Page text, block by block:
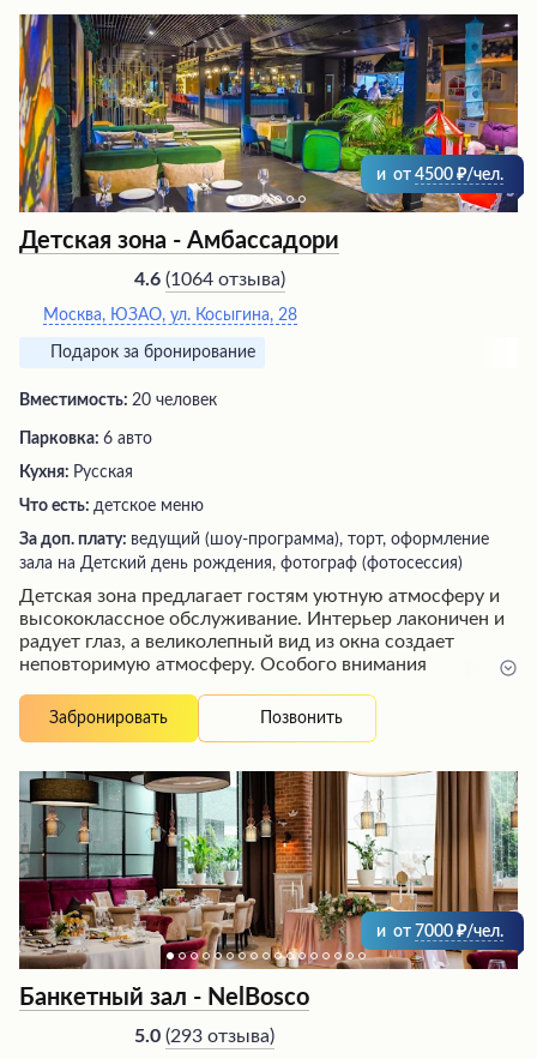
и от 4500 /чел.
Детская зона - Амбассадори
4.6 (1064 отзыва)
Москва, ЮЗАО, ул. Косыгина, 28
Подарок за бронирование
Вместимость: 20 человек
Парковка: 6 авто
Кухня: Русская
Что есть: детское меню
За доп. плату: ведущий (шоу-программа), торт, оформление
зала на Детский день рождения, фотограф (фотосессия)
Детская зона предлагает гостям уютную атмосферу и
высококлассное обслуживание. Интерьер лаконичен и
радует глаз, а великолепный вид из окна создает
неповторимую атмосферу. Особого внимания
блюдами, такими как суши, орзо и бурата. Винная карта
порадует ценителей напитков, а сомелье поможет с
числе к детям, обеспечивая им развлечения и заботу.
Цены умеренные для Москвы, что делает это место
идеальным выбором для семейного отдыха.
Забронировать Позвонить
и от 7000 /чел.
Банкетный зал - NelBosco
5.0 (293 отзыва)